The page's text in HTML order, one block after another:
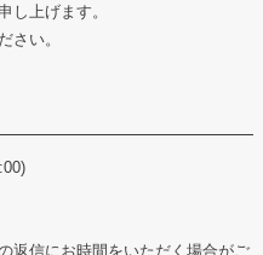
し上げます。
さい。
返信にお時間をいただく場合がご